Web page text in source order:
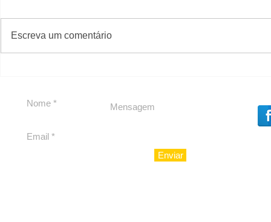
Escreva um comentário
#Sugestões
Enviar